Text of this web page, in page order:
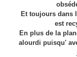
Et toujours dans
est
En plus de la
alourdi puisqu'